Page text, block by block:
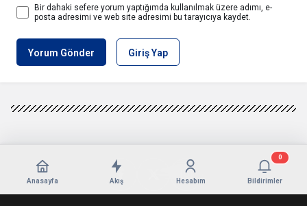
Bir dahaki sefere yorum yaptığımda kullanılmak üzere adımı, e-
posta adresimi ve web site adresimi bu tarayıcıya kaydet.
Yorum Gönder Giriş Yap
Anasayfa Akış Hesabım Bildirimler
0